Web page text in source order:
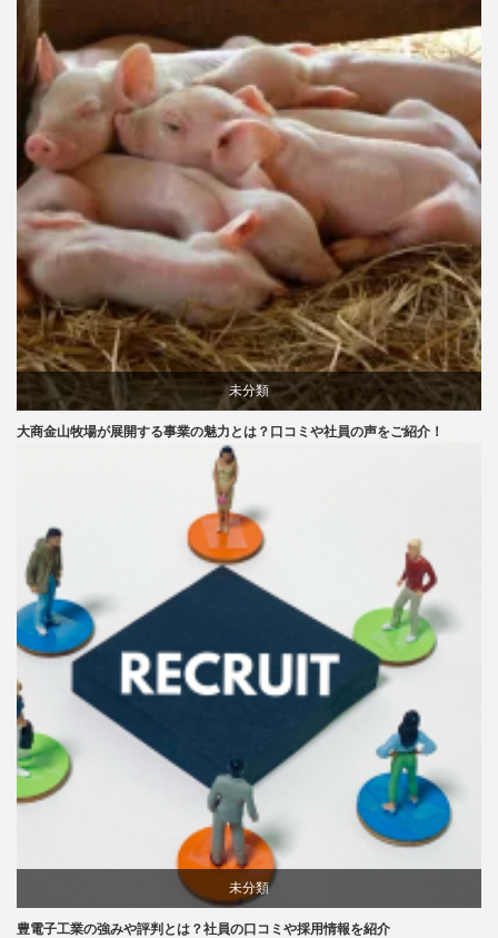
未分類
大商金山牧場が展開する事業の魅力とは？口コミや社員の声をご紹介！
未分類
豊電子工業の強みや評判とは？社員の口コミや採用情報を紹介